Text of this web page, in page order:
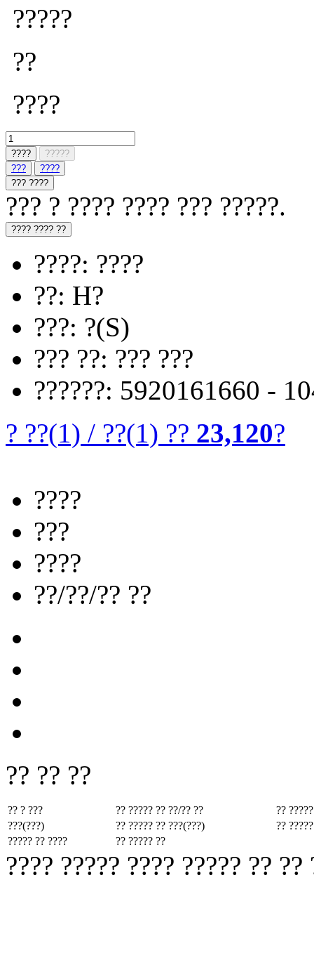
?????
??
????
????
?????
???
????
??? ????
??? ? ???? ???? ??? ?????.
???? ???? ??
????: ????
??: H?
???: ?(S)
??? ??: ??? ???
??????: 5920161660 -
? ??(1) / ??(1) ?? 23,120?
????
???
????
??/??/?? ??
?? ?? ??
?? ? ??? ?? ????? ?? ??/?? ??
??
???(???)
?? ????? ?? ???(???)
??
????? ?? ????
?? ????? ??
???? ????? ???? ????? ??